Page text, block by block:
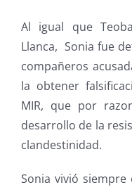
Al igual que
Llanca, Sonia fue
compañeros
la obtener
MIR, que por
desarrollo de la
clandestinidad.
Sonia vivió